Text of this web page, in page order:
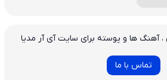
آهنگ ها و پوسته برای سایت آی آر مدیا
تماس با ما